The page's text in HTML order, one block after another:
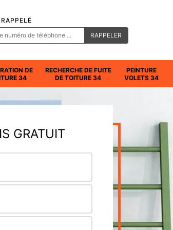
DE
34
RECHERCHE DE FUITE
DE TOITURE 34
PEINTURE
VOLETS 34
GRATUIT